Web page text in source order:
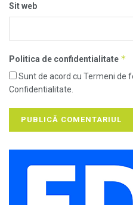
Sit web
Politica de confidentialitate *
Sunt de acord cu Termeni de
Confidentialitate.